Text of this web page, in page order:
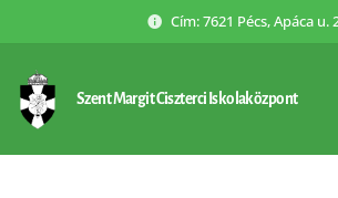
Cím: 7621 Pécs, Apáca u.
Szent Margit Ciszterci Iskolaközpont